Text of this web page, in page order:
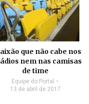
que não cabe nos
nem nas camisas
de time
Equipe do Portal
13 de abril de 2017